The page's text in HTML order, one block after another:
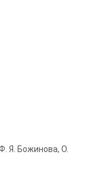
Ф. Я. Божинова, О.